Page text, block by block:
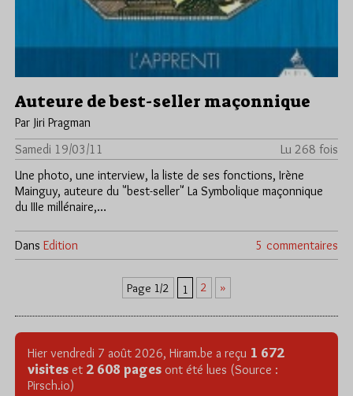
Auteure de best-seller maçonnique
Par Jiri Pragman
Samedi 19/03/11
Lu 268 fois
Une photo, une interview, la liste de ses fonctions, Irène
Mainguy, auteure du "best-seller" La Symbolique maçonnique
du IIIe millénaire,…
Dans Edition 5 commentaires
Page 1/2 1 2 »
Hier vendredi 7 août 2026, Hiram.be a reçu 1 672
visites et 2 608 pages ont été lues (Source :
Pirsch.io)